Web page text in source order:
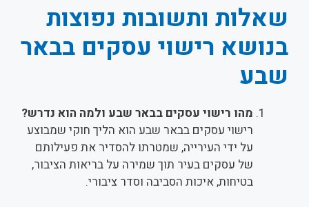
שאלות ותשובות נפוצות
בנושא רישוי עסקים בבאר
שבע
מהו רישוי עסקים בבאר שבע ולמה הוא נדרש?
רישוי עסקים בבאר שבע הוא הליך חוקי שמבוצע
על ידי העירייה, שמטרתו להסדיר את פעילותם
של עסקים בעיר תוך שמירה על בריאות הציבור,
בטיחות, איכות הסביבה וסדר ציבורי.